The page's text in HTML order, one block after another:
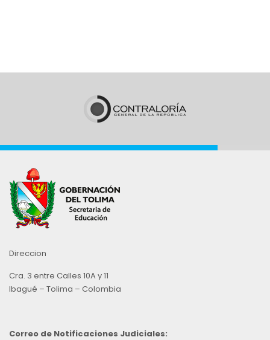
Direccion
Cra. 3 entre Calles 10A y 11
Ibagué – Tolima – Colombia
Correo de Notificaciones Judiciales: